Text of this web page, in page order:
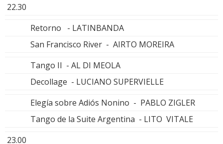
22.30
Retorno - LATINBANDA
San Francisco River - AIRTO MOREIRA
Tango II - AL DI MEOLA
Decollage - LUCIANO SUPERVIELLE
Elegía sobre Adiós Nonino - PABLO ZIGLER
Tango de la Suite Argentina - LITO VITALE
23.00